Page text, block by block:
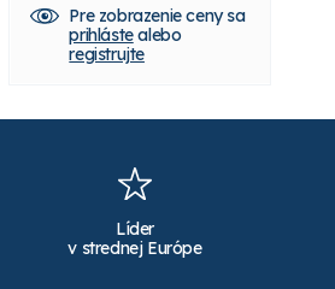
Pre zobrazenie ceny sa
prihlástealebo
registrujte
Líder
v strednej Európe